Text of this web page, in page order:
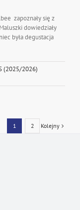
zapoznały się z
dowiedziały
była degustacja
(2025/2026)
1 2 Kolejny